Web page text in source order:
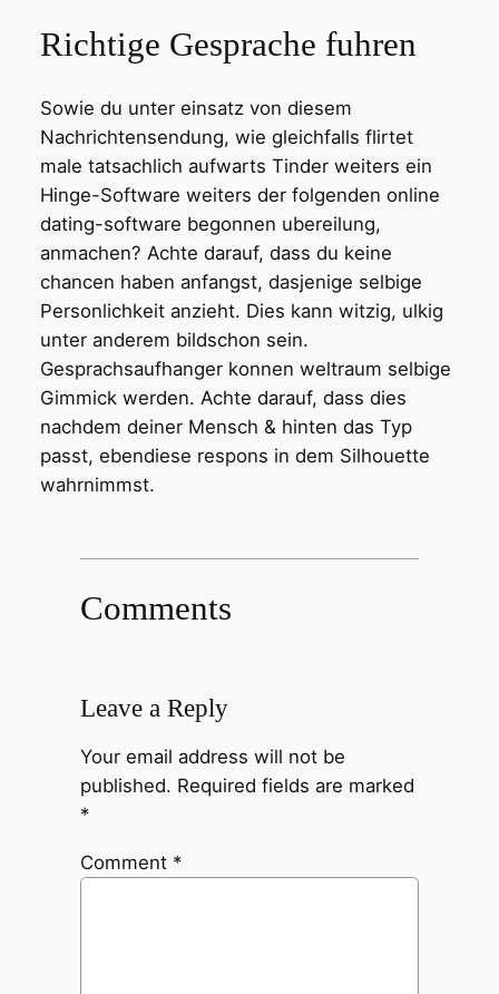
Richtige Gesprache fuhren
Sowie du unter einsatz von diesem
Nachrichtensendung, wie gleichfalls flirtet
male tatsachlich aufwarts Tinder weiters ein
Hinge-Software weiters der folgenden online
dating-software begonnen ubereilung,
anmachen? Achte darauf, dass du keine
chancen haben anfangst, dasjenige selbige
Personlichkeit anzieht. Dies kann witzig, ulkig
unter anderem bildschon sein.
Gesprachsaufhanger konnen weltraum selbige
Gimmick werden. Achte darauf, dass dies
nachdem deiner Mensch & hinten das Typ
passt, ebendiese respons in dem Silhouette
wahrnimmst.
Comments
Leave a Reply
Your email address will not be
published. Required fields are marked
*
Comment *